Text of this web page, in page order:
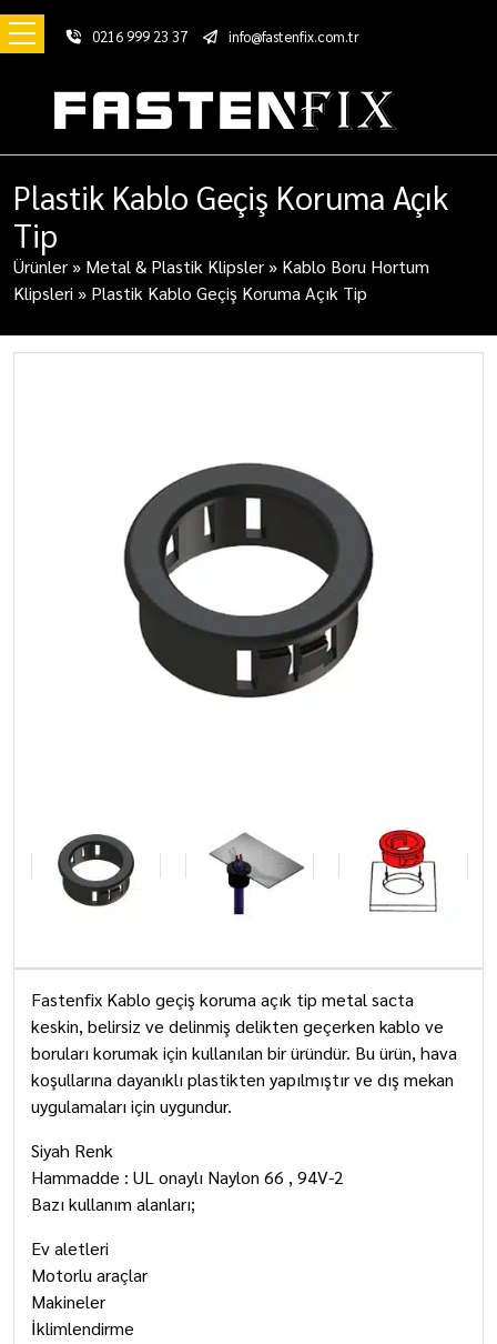
0216 999 23 37 info@fastenfix.com.tr
Plastik Kablo Geçiş Koruma Açık
Tip
Ürünler» Metal & Plastik Klipsler» Kablo Boru Hortum
Klipsleri » Plastik Kablo Geçiş Koruma Açık Tip
Fastenfix Kablo geçiş koruma açık tip metal sacta
keskin, belirsiz ve delinmiş delikten geçerken kablo ve
boruları korumak için kullanılan bir üründür. Bu ürün, hava
koşullarına dayanıklı plastikten yapılmıştır ve dış mekan
uygulamaları için uygundur.
Siyah Renk
Hammadde : UL onaylı Naylon 66 , 94V-2
Bazı kullanım alanları;
Ev aletleri
Motorlu araçlar
Makineler
İklimlendirme